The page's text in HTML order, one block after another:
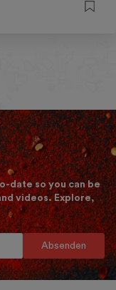
date so you can be
videos. Explore,